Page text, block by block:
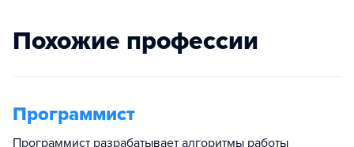
Похожие профессии
Программист
Программист разрабатывает алгоритмы работы